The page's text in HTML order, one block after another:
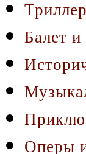
Триллер
Балет и
Оперы